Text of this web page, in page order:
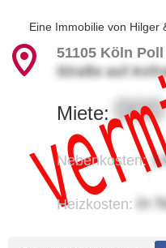
Eine Immobilie von Hilger
51105 Köln Poll
Straße auf
Miete:000
Nebenkosten:
Heizkosten: in